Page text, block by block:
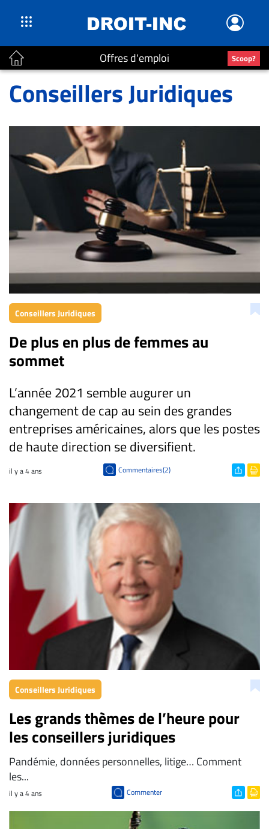
Offres d'emploi Scoop?
ACTUALITÉS
Accueil
Nominations
Bureaux
Campus
Carrière
CARRIÈRE
ET
EMPLOIS
AVOCATS
JURISTES
Offres
d'emploi
Formation
Métiers
CABINETS
Espace
entreprises
Page
entreprises
Publier
emploi
Publicité
Solutions de
recrutements
TROUVEZ-
NOUS
Nous
Conseillers Juridiques
Conseillers Juridiques
De plus en plus de femmes au
sommet
L’année 2021 semble augurer un
changement de cap au sein des grandes
entreprises américaines, alors que les postes
de haute direction se diversifient.
il y a 4 ans Commentaires(2)
Conseillers Juridiques
Les grands thèmes de l’heure pour
les conseillers juridiques
Pandémie, données personnelles, litige… Comment
les...
il y a 4 ans Commenter